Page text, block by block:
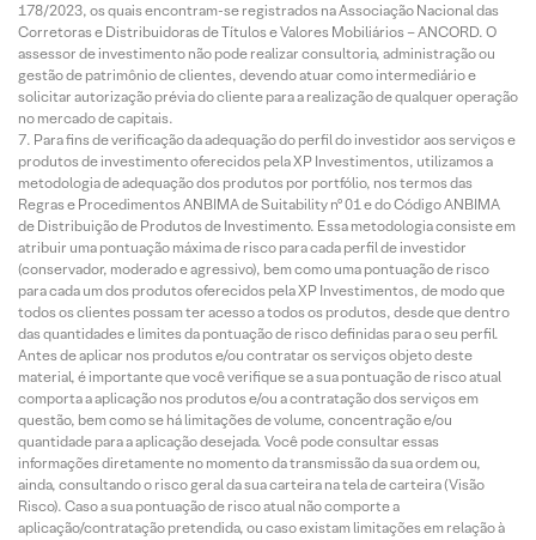
178/2023, os quais encontram-se registrados na Associação Nacional das
Corretoras e Distribuidoras de Títulos e Valores Mobiliários – ANCORD. O
assessor de investimento não pode realizar consultoria, administração ou
gestão de patrimônio de clientes, devendo atuar como intermediário e
solicitar autorização prévia do cliente para a realização de qualquer operação
no mercado de capitais.
Para fins de verificação da adequação do perfil do investidor aos serviços e
produtos de investimento oferecidos pela XP Investimentos, utilizamos a
metodologia de adequação dos produtos por portfólio, nos termos das
Regras e Procedimentos ANBIMA de Suitability nº 01 e do Código ANBIMA
de Distribuição de Produtos de Investimento. Essa metodologia consiste em
atribuir uma pontuação máxima de risco para cada perfil de investidor
(conservador, moderado e agressivo), bem como uma pontuação de risco
para cada um dos produtos oferecidos pela XP Investimentos, de modo que
todos os clientes possam ter acesso a todos os produtos, desde que dentro
das quantidades e limites da pontuação de risco definidas para o seu perfil.
Antes de aplicar nos produtos e/ou contratar os serviços objeto deste
material, é importante que você verifique se a sua pontuação de risco atual
comporta a aplicação nos produtos e/ou a contratação dos serviços em
questão, bem como se há limitações de volume, concentração e/ou
quantidade para a aplicação desejada. Você pode consultar essas
informações diretamente no momento da transmissão da sua ordem ou,
ainda, consultando o risco geral da sua carteira na tela de carteira (Visão
Risco). Caso a sua pontuação de risco atual não comporte a
aplicação/contratação pretendida, ou caso existam limitações em relação à